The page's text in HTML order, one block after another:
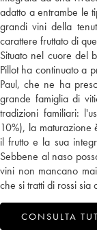
adatto a entrambe le
grandi vini della
carattere fruttato di
Situato nel cuore del
Pillot ha continuato a
Paul, che ne ha
grande famiglia di
tradizioni familiari:
10%), la
il frutto e la sua
Sebbene al naso
vini non mancano
che si tratti di rossi sia
CONSULTA